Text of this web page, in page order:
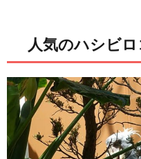
人気のハシビロ